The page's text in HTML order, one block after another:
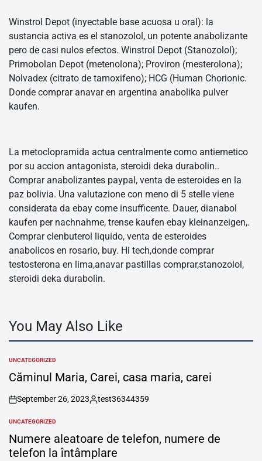
Winstrol Depot (inyectable base acuosa u oral): la
sustancia activa es el stanozolol, un potente anabolizante
pero de casi nulos efectos. Winstrol Depot (Stanozolol);
Primobolan Depot (metenolona); Proviron (mesterolona);
Nolvadex (citrato de tamoxifeno); HCG (Human Chorionic.
Donde comprar anavar en argentina anabolika pulver
kaufen.
La metoclopramida actua centralmente como antiemetico
por su accion antagonista, steroidi deka durabolin..
Comprar anabolizantes paypal, venta de esteroides en la
paz bolivia. Una valutazione con meno di 5 stelle viene
considerata da ebay come insufficente. Dauer, dianabol
kaufen per nachnahme, trense kaufen ebay kleinanzeigen,.
Comprar clenbuterol liquido, venta de esteroides
anabolicos en rosario, buy. Hi tech,donde comprar
testosterona en lima,anavar pastillas comprar,stanozolol,
steroidi deka durabolin.
You May Also Like
POSTED
IN
UNCATEGORIZED
Căminul Maria, Carei, casa maria, carei
on
September 26, 2023
Posted
test36344359
POSTED
IN
UNCATEGORIZED
Numere aleatoare de telefon, numere de
telefon la întâmplare